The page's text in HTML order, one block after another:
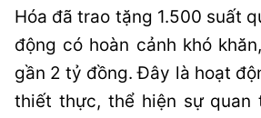
Hóa đã trao tặng 1.500 suất
động có hoàn cảnh khó
gần 2 tỷ đồng. Đây là hoạt
thiết thực, thể hiện sự quan